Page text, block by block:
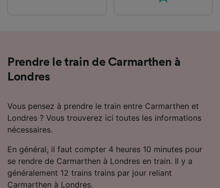
Prendre le train de Carmarthen à
Londres
Vous pensez à prendre le train entre Carmarthen et
Londres ? Vous trouverez ici toutes les informations
nécessaires.
En général, il faut compter 4 heures 10 minutes pour
se rendre de Carmarthen à Londres en train. Il y a
généralement 12 trains trains par jour reliant
Carmarthen à Londres.